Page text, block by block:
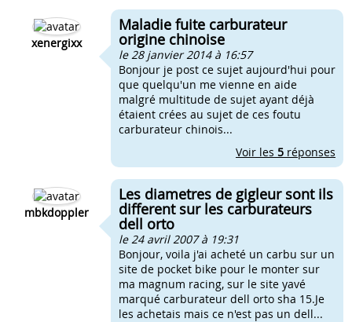
xenergixx
Maladie fuite carburateur
origine chinoise
le 28 janvier 2014 à 16:57
Bonjour je post ce sujet aujourd'hui pour
que quelqu'un me vienne en aide
malgré multitude de sujet ayant déjà
étaient crées au sujet de ces foutu
carburateur chinois...
Voir les 5 réponses
mbkdoppler
Les diametres de gigleur sont ils
different sur les carburateurs
dell orto
le 24 avril 2007 à 19:31
Bonjour, voila j'ai acheté un carbu sur un
site de pocket bike pour le monter sur
ma magnum racing, sur le site yavé
marqué carburateur dell orto sha 15.Je
les achetais mais ce n'est pas un dell...